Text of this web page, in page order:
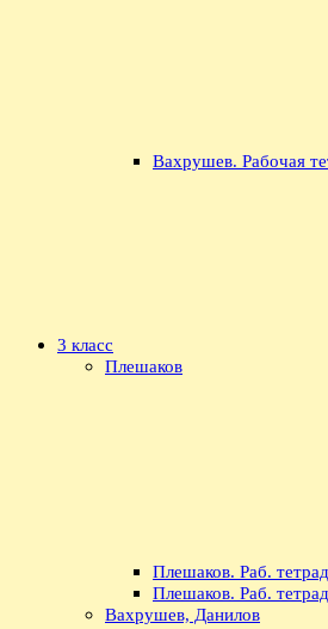
Вахрушев. Рабочая
3 класс
Плешаков
Плешаков. Раб.
Плешаков. Раб.
Вахрушев, Данилов